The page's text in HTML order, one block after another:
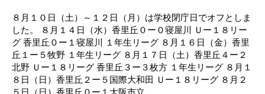
８月１０日（土）～１２日（月）は学校閉庁日でオフとしま
した。 ８月１４日（水）香里丘０ー０寝屋川 Ｕー１８リー
グ 香里丘０ー１寝屋川 １年生リーグ ８月１６日（金）香里
丘１ー５牧野 １年生リーグ ８月１７日（土）香里丘４ー２
北野 Ｕー１８リーグ 香里丘３ー３枚方 １年生リーグ ８月１
８日（日）香里丘２ー５国際大和田 Ｕー１８リーグ ８月２
５日（日）香里丘０ー１大阪市立